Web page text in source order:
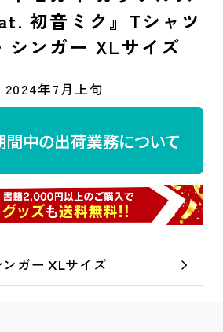
初音ミク』Tシャツ
シンガー XLサイズ
2024年7月上旬
ガー XLサイズ